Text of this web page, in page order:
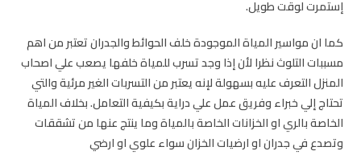
إستمرت لوقت طويل.
كما ان مواسير المياة الموجودة خلف الحوائط والجدران تعتبر من اهم
مسببات التلوث نظرا لأن إذا وجد تسرب للمياة خلفها يصعب علي اصحاب
المنزل التعرف عليه بسهولة لإنه يعتبر من التسربات الغير مرئية والتي
تحتاج إلي خبراء وفريق عمل علي دراية بكيفية التعامل. بخلاف المياة
الخاصة بالري او الخزانات الخاصة بالمياة وما ينتج عنها من تشققات
وتصدع في جدران او ارضيات الخزان سواء علوي او ارضي